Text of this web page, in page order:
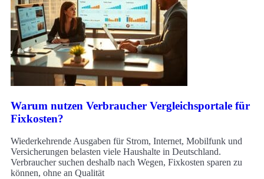
Warum nutzen Verbraucher Vergleichsportale für
Fixkosten?
Wiederkehrende Ausgaben für Strom, Internet, Mobilfunk und
Versicherungen belasten viele Haushalte in Deutschland.
Verbraucher suchen deshalb nach Wegen, Fixkosten sparen zu
können, ohne an Qualität